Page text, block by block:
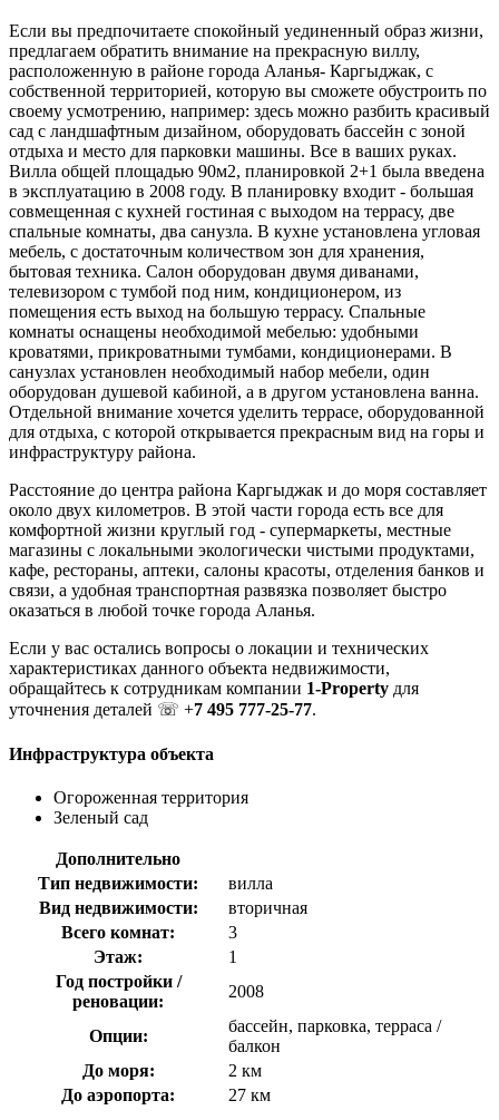
Если вы предпочитаете спокойный уединенный образ жизни,
предлагаем обратить внимание на прекрасную виллу,
расположенную в районе города Аланья- Каргыджак, с
собственной территорией, которую вы сможете обустроить по
своему усмотрению, например: здесь можно разбить красивый
сад с ландшафтным дизайном, оборудовать бассейн с зоной
отдыха и место для парковки машины. Все в ваших руках.
Вилла общей площадью 90м2, планировкой 2+1 была введена
в эксплуатацию в 2008 году. В планировку входит - большая
совмещенная с кухней гостиная с выходом на террасу, две
спальные комнаты, два санузла. В кухне установлена угловая
мебель, с достаточным количеством зон для хранения,
бытовая техника. Салон оборудован двумя диванами,
телевизором с тумбой под ним, кондиционером, из
помещения есть выход на большую террасу. Спальные
комнаты оснащены необходимой мебелью: удобными
кроватями, прикроватными тумбами, кондиционерами. В
санузлах установлен необходимый набор мебели, один
оборудован душевой кабиной, а в другом установлена ванна.
Отдельной внимание хочется уделить террасе, оборудованной
для отдыха, с которой открывается прекрасным вид на горы и
инфраструктуру района.
Расстояние до центра района Каргыджак и до моря составляет
около двух километров. В этой части города есть все для
комфортной жизни круглый год - супермаркеты, местные
магазины с локальными экологически чистыми продуктами,
кафе, рестораны, аптеки, салоны красоты, отделения банков и
связи, а удобная транспортная развязка позволяет быстро
оказаться в любой точке города Аланья.
Если у вас остались вопросы о локации и технических
характеристиках данного объекта недвижимости,
обращайтесь к сотрудникам компании 1-Property для
уточнения деталей ☏ +7 495 777-25-77.
Инфраструктура объекта
Огороженная территория
Зеленый сад
Дополнительно
Тип недвижимости:
вилла
Вид недвижимости:
вторичная
Всего комнат:
3
Этаж:
1
Год постройки /
реновации:
2008
Опции:
бассейн, парковка, терраса /
балкон
До моря:
2 км
До аэропорта:
27 км